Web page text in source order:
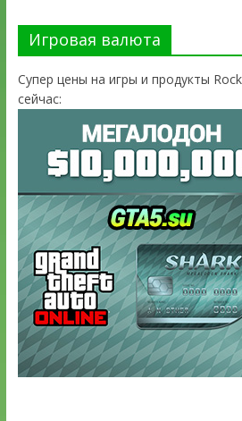
Игровая валюта
Супер цены на игры и продукты
сейчас: